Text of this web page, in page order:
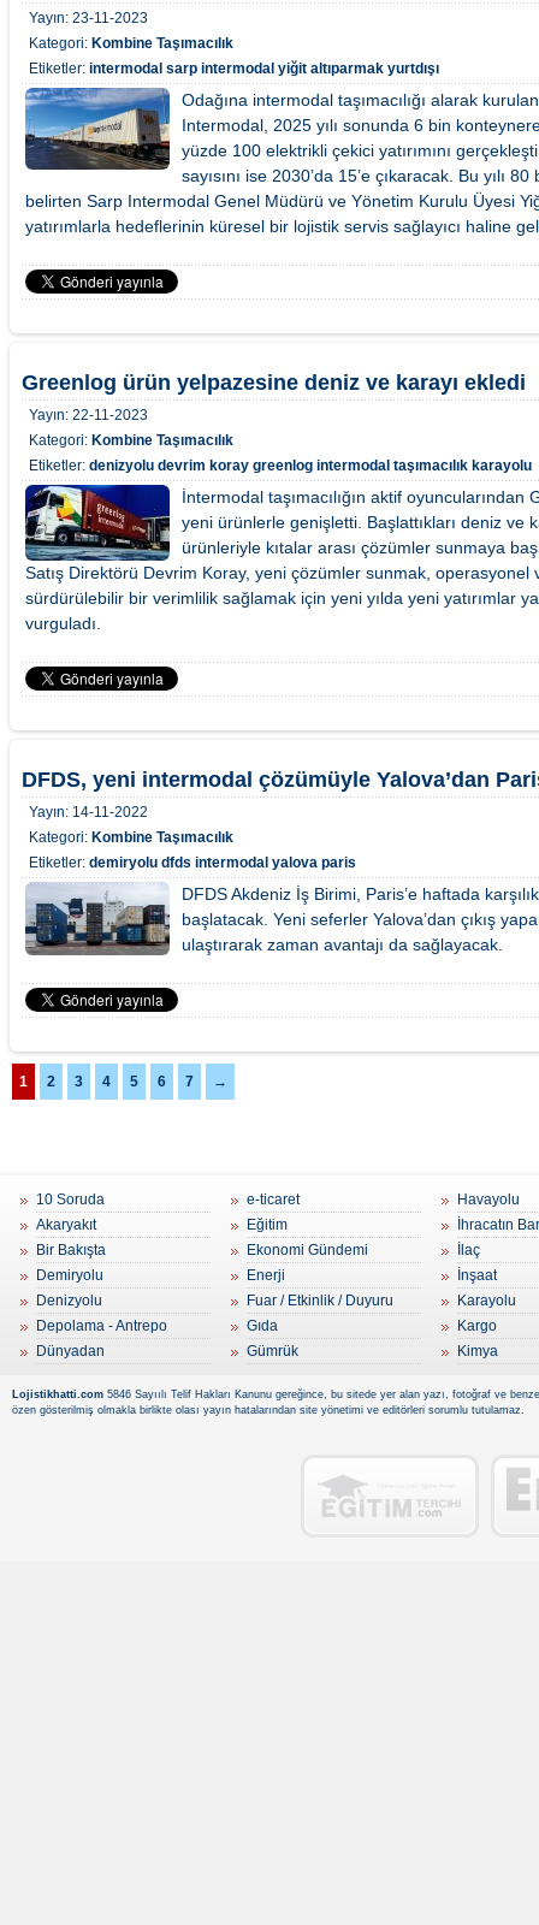
Yayın: 23-11-2023
Kategori: Kombine Taşımacılık
Etiketler: intermodal sarp intermodal yiğit altıparmak yurtdışı
Odağına intermodal taşımacılığı alarak
Intermodal, 2025 yılı sonunda 6 bin
yüzde 100 elektrikli çekici yatırımını
sayısını ise 2030’da 15’e çıkaracak. Bu yılı
belirten Sarp Intermodal Genel Müdürü ve Yönetim Kurulu Üyesi
yatırımlarla hedeflerinin küresel bir lojistik servis sağlayıcı haline
Greenlog ürün yelpazesine deniz ve karayı ekledi
Yayın: 22-11-2023
Kategori: Kombine Taşımacılık
Etiketler: denizyolu devrim koray greenlog intermodal taşımacılık karayolu
İntermodal taşımacılığın aktif
yeni ürünlerle genişletti. Başlattıkları deniz ve
ürünleriyle kıtalar arası çözümler sunmaya
Satış Direktörü Devrim Koray, yeni çözümler sunmak, operasyonel
sürdürülebilir bir verimlilik sağlamak için yeni yılda yeni yatırımlar
vurguladı.
DFDS, yeni intermodal çözümüyle Yalova’dan
Yayın: 14-11-2022
Kategori: Kombine Taşımacılık
Etiketler: demiryolu dfds intermodal yalova paris
DFDS Akdeniz İş Birimi, Paris’e haftada
başlatacak. Yeni seferler Yalova’dan çıkış
ulaştırarak zaman avantajı da sağlayacak.
1 2 3 4 5 6 7 →
10 Soruda
Akaryakıt
Bir Bakışta
Demiryolu
Denizyolu
Depolama - Antrepo
Dünyadan
e-ticaret
Eğitim
Ekonomi Gündemi
Enerji
Fuar / Etkinlik / Duyuru
Gıda
Gümrük
Havayolu
İhracatın
İlaç
İnşaat
Karayolu
Kargo
Kimya
Lojistikhatti.com 5846 Sayıılı Telif Hakları Kanunu gereğince, bu sitede yer alan yazı, fotoğraf ve
özen gösterilmiş olmakla birlikte olası yayın hatalarından site yönetimi ve editörleri sorumlu tutulamaz.